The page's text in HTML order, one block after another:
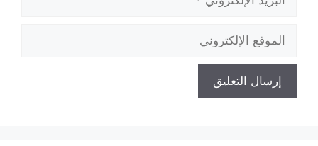
الإلكتروني
الموقع
الإلكتروني